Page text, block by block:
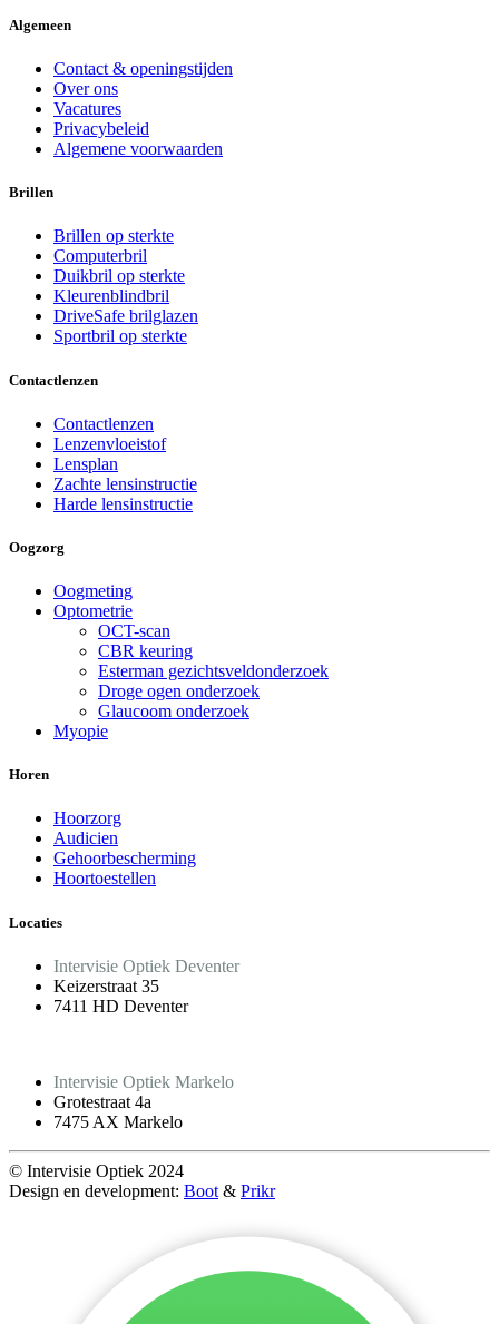
Algemeen
Contact & openingstijden
Over ons
Vacatures
Privacybeleid
Algemene voorwaarden
Brillen
Brillen op sterkte
Computerbril
Duikbril op sterkte
Kleurenblindbril
DriveSafe brilglazen
Sportbril op sterkte
Contactlenzen
Contactlenzen
Lenzenvloeistof
Lensplan
Zachte lensinstructie
Harde lensinstructie
Oogzorg
Oogmeting
Optometrie
OCT-scan
CBR keuring
Esterman gezichtsveldonderzoek
Droge ogen onderzoek
Glaucoom onderzoek
Myopie
Horen
Hoorzorg
Audicien
Gehoorbescherming
Hoortoestellen
Locaties
Intervisie Optiek Deventer
Keizerstraat 35
7411 HD Deventer
Intervisie Optiek Markelo
Grotestraat 4a
7475 AX Markelo
© Intervisie Optiek 2024
Design en development: Boot & Prikr